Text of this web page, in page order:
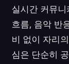
실시간 커뮤
흐름, 음악 반
비 없이 자리
심은 단순히